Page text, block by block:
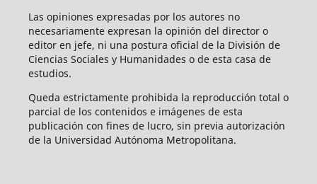
Las opiniones expresadas por los autores no
necesariamente expresan la opinión del director o
editor en jefe, ni una postura oficial de la División de
Ciencias Sociales y Humanidades o de esta casa de
estudios.
Queda estrictamente prohibida la reproducción total o
parcial de los contenidos e imágenes de esta
publicación con fines de lucro, sin previa autorización
de la Universidad Autónoma Metropolitana.